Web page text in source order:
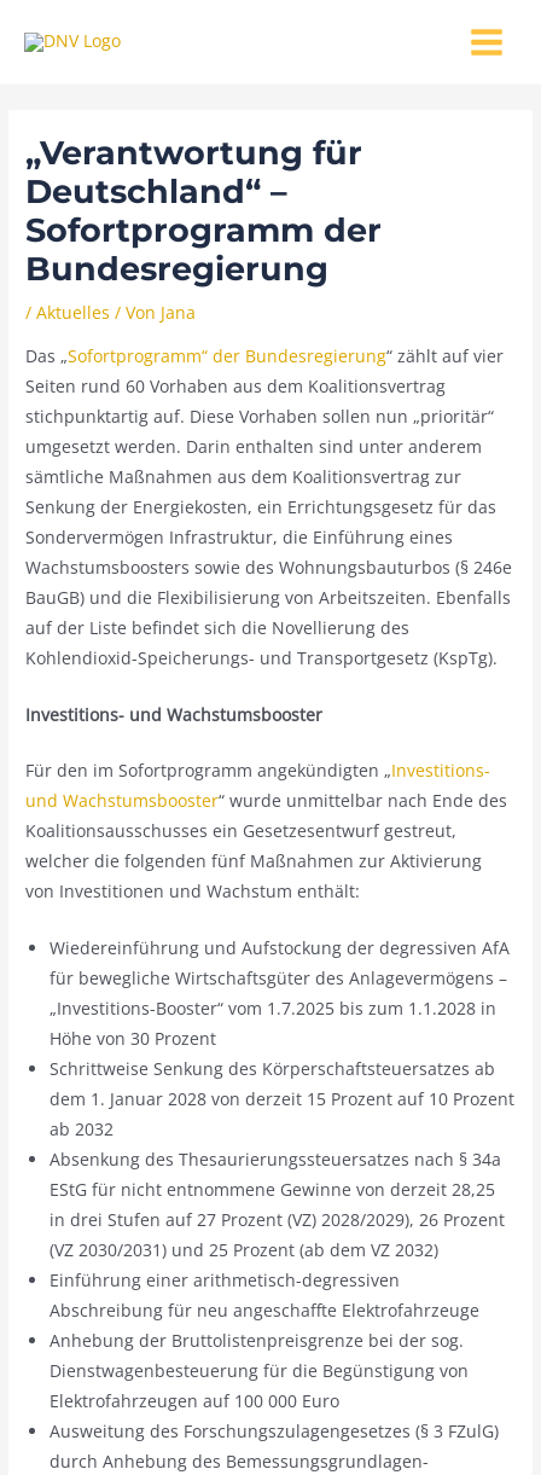
Inhalt
MENU
„Verantwortung für
Deutschland“ –
Sofortprogramm der
Bundesregierung
/Aktuelles / Von Jana
Das „Sofortprogramm“ der Bundesregierung“ zählt auf vier
Seiten rund 60 Vorhaben aus dem Koalitionsvertrag
stichpunktartig auf. Diese Vorhaben sollen nun „prioritär“
umgesetzt werden. Darin enthalten sind unter anderem
sämtliche Maßnahmen aus dem Koalitionsvertrag zur
Senkung der Energiekosten, ein Errichtungsgesetz für das
Sondervermögen Infrastruktur, die Einführung eines
Wachstumsboosters sowie des Wohnungsbauturbos (§ 246e
BauGB) und die Flexibilisierung von Arbeitszeiten. Ebenfalls
auf der Liste befindet sich die Novellierung des
Kohlendioxid-Speicherungs- und Transportgesetz (KspTg).
Investitions- und Wachstumsbooster
Für den im Sofortprogramm angekündigten „Investitions-
und Wachstumsbooster“ wurde unmittelbar nach Ende des
Koalitionsausschusses ein Gesetzesentwurf gestreut,
welcher die folgenden fünf Maßnahmen zur Aktivierung
von Investitionen und Wachstum enthält:
Wiedereinführung und Aufstockung der degressiven AfA
für bewegliche Wirtschaftsgüter des Anlagevermögens –
„Investitions-Booster“ vom 1.7.2025 bis zum 1.1.2028 in
Höhe von 30 Prozent
Schrittweise Senkung des Körperschaftsteuersatzes ab
dem 1. Januar 2028 von derzeit 15 Prozent auf 10 Prozent
ab 2032
Absenkung des Thesaurierungssteuersatzes nach § 34a
EStG für nicht entnommene Gewinne von derzeit 28,25
in drei Stufen auf 27 Prozent (VZ) 2028/2029), 26 Prozent
(VZ 2030/2031) und 25 Prozent (ab dem VZ 2032)
Einführung einer arithmetisch-degressiven
Abschreibung für neu angeschaffte Elektrofahrzeuge
Anhebung der Bruttolistenpreisgrenze bei der sog.
Dienstwagenbesteuerung für die Begünstigung von
Elektrofahrzeugen auf 100 000 Euro
Ausweitung des Forschungszulagengesetzes (§ 3 FZulG)
durch Anhebung des Bemessungsgrundlagen-